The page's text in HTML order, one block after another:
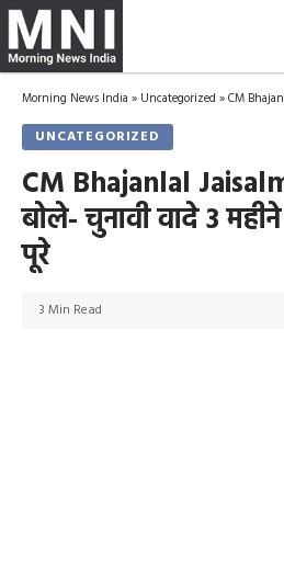
Morning News India » Uncategorized »CM Bhajanlal
UNCATEGORIZED
CM Bhajanlal
बोले- चुनावी वादे 3
पूरे
3 Min Read